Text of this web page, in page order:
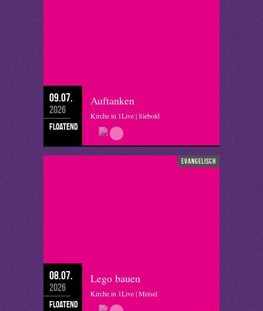
09.07.
2026
floatend
Auftanken
Kirche in 1Live | Siebold
evangelisch
08.07.
2026
floatend
Lego bauen
Kirche in 1Live | Meisel